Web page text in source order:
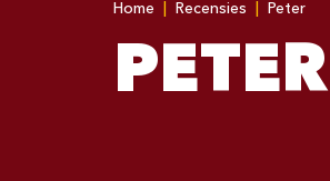
Home Recensies Peter
PETER